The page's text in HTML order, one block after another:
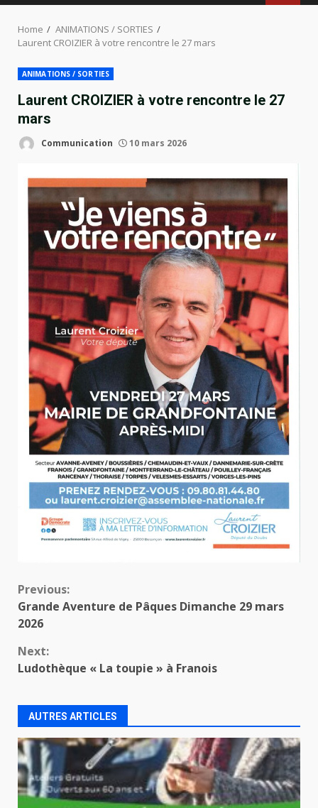
Home
ANIMATIONS / SORTIES
Laurent CROIZIER à votre rencontre le 27 mars
ANIMATIONS / SORTIES
Laurent CROIZIER à votre rencontre le 27
mars
Communication 10 mars 2026
Continue
Reading
Previous:
Grande Aventure de Pâques Dimanche 29 mars
2026
Next:
Ludothèque « La toupie » à Franois
AUTRES ARTICLES